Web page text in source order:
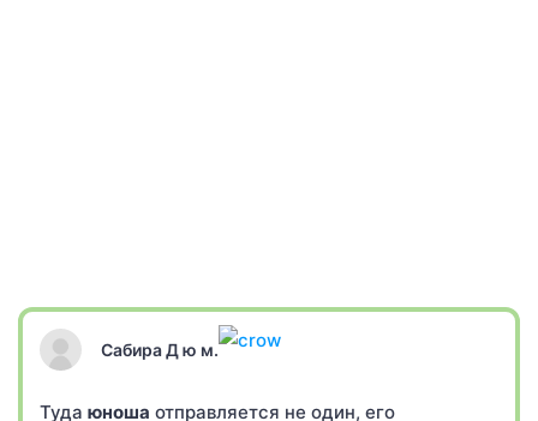
Сабира Д ю м.
Туда юноша отправляется не один, его